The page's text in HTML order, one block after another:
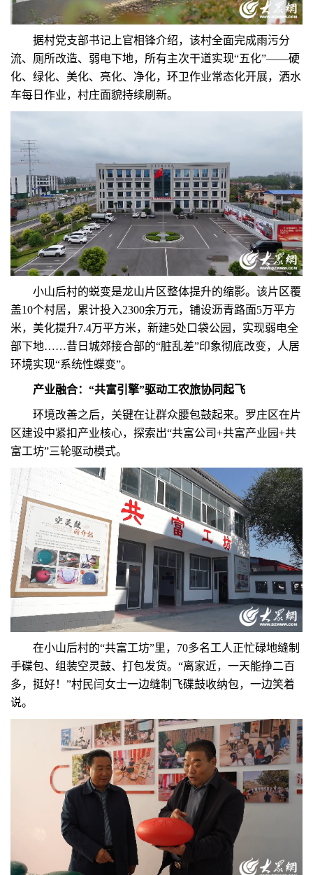
据村党支部书记上官相锋介绍，该村全面完成雨污分
流、厕所改造、弱电下地，所有主次干道实现“五化”——硬
化、绿化、美化、亮化、净化，环卫作业常态化开展，洒水
车每日作业，村庄面貌持续刷新。
小山后村的蜕变是龙山片区整体提升的缩影。该片区覆
盖10个村居，累计投入2300余万元，铺设沥青路面5万平方
米，美化提升7.4万平方米，新建5处口袋公园，实现弱电全
部下地……昔日城郊接合部的“脏乱差”印象彻底改变，人居
环境实现“系统性蝶变”。
产业融合：“共富引擎”驱动工农旅协同起飞
环境改善之后，关键在让群众腰包鼓起来。罗庄区在片
区建设中紧扣产业核心，探索出“共富公司+共富产业园+共
富工坊”三轮驱动模式。
在小山后村的“共富工坊”里，70多名工人正忙碌地缝制
手碟包、组装空灵鼓、打包发货。“离家近，一天能挣二百
多，挺好！”村民闫女士一边缝制飞碟鼓收纳包，一边笑着
说。